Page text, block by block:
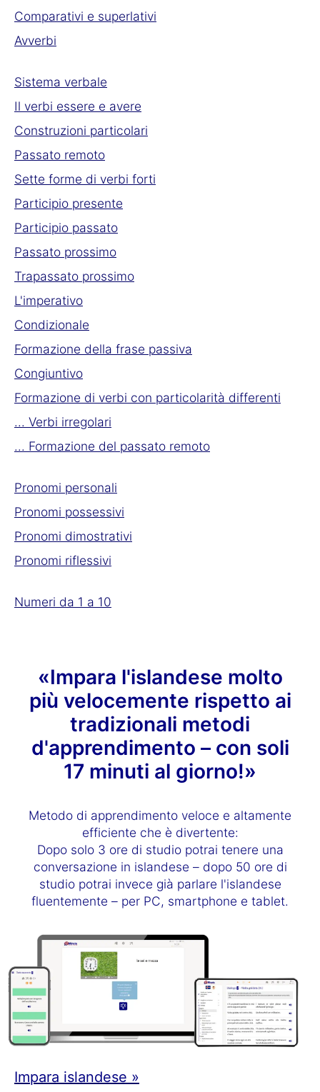
Comparativi e superlativi
Avverbi
Sistema verbale
Il verbi essere e avere
Construzioni particolari
Passato remoto
Sette forme di verbi forti
Participio presente
Participio passato
Passato prossimo
Trapassato prossimo
L'imperativo
Condizionale
Formazione della frase passiva
Congiuntivo
Formazione di verbi con particolarità differenti
... Verbi irregolari
... Formazione del passato remoto
Pronomi personali
Pronomi possessivi
Pronomi dimostrativi
Pronomi riflessivi
Numeri da 1 a 10
«Impara l'islandese molto
più velocemente rispetto ai
tradizionali metodi
d'apprendimento – con soli
17 minuti al giorno!»
Metodo di apprendimento veloce e altamente
efficiente che è divertente:
Dopo solo 3 ore di studio potrai tenere una
conversazione in islandese – dopo 50 ore di
studio potrai invece già parlare l'islandese
fluentemente – per PC, smartphone e tablet.
Impara islandese »